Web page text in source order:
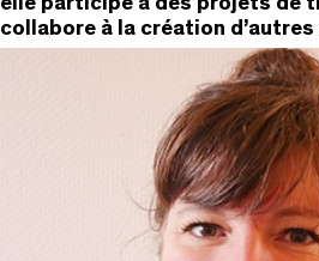
collabore à la création